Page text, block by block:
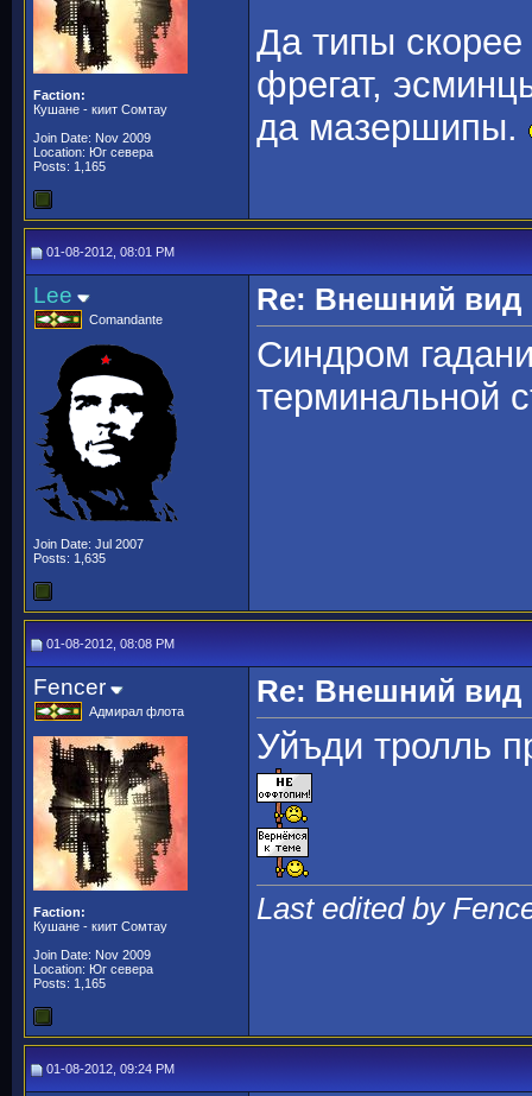
Faction:
Кушане - киит Сомтау
Join Date: Nov 2009
Location: Юг севера
Posts: 1,165
Да типы скорее
фрегат,
да мазершипы.
01-08-2012, 08:01 PM
Lee
Comandante
Join Date: Jul 2007
Posts: 1,635
Re: Внешний вид
Синдром
терминальной
01-08-2012, 08:08 PM
Fencer
Адмирал флота
Faction:
Кушане - киит Сомтау
Join Date: Nov 2009
Location: Юг севера
Posts: 1,165
Re: Внешний вид
Уйъди тролль
Last edited by
01-08-2012, 09:24 PM